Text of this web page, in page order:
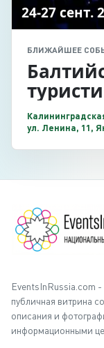
24-27 сент.
БЛИЖАЙШЕЕ
ул. Ленина, 11,
EventsInRussia.com
публичная витрина
описания и
информационными